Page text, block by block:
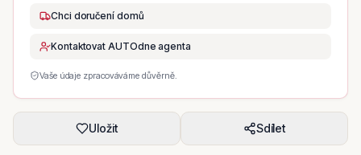
Chci doručení domů
Kontaktovat AUTOdne agenta
Vaše údaje zpracováváme důvěrně.
Uložit Sdílet